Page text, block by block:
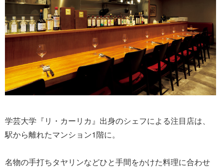
学芸大学『リ・カーリカ』出身のシェフによる注目店は、
駅から離れたマンション1階に。
名物の手打ちタヤリンなどひと手間をかけた料理に合わせ